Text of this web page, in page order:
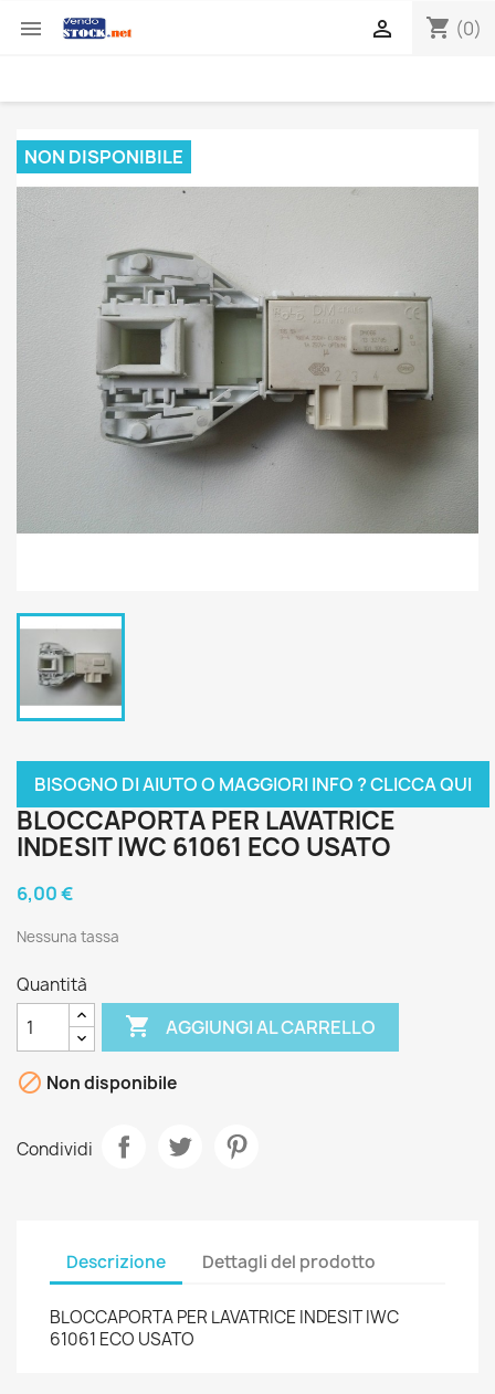
 shopping_cart (0)

NON DISPONIBILE
BISOGNO DI AIUTO O MAGGIORI INFO ? CLICCA QUI
BLOCCAPORTA PER LAVATRICE
INDESIT IWC 61061 ECO USATO
6,00 €
Nessuna tassa
Quantità
 AGGIUNGI AL CARRELLO
 Non disponibile
Condividi
Descrizione Dettagli del prodotto
BLOCCAPORTA PER LAVATRICE INDESIT IWC
61061 ECO USATO